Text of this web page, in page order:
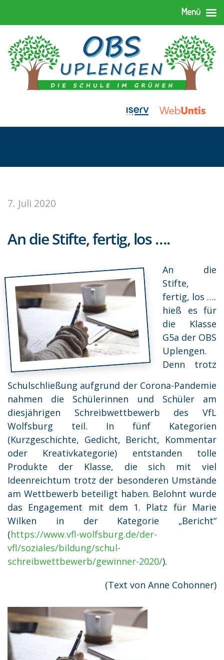
7. Juli 2020
An die Stifte, fertig, los ….
An die
Stifte,
fertig, los ….
hieß es für
die Klasse
G5a der OBS
Uplengen.
Denn trotz
Schulschließung aufgrund der Corona-Pandemie
nahmen die Schülerinnen und Schüler am
diesjährigen Schreibwettbewerb des VfL
Wolfsburg teil. In fünf Kategorien
(Kurzgeschichte, Gedicht, Bericht, Kommentar
oder Kreativkategorie) entstanden tolle
Produkte der Klasse, die sich mit viel
Ideenreichtum trotz der besonderen Umstände
am Wettbewerb beteiligt haben. Belohnt wurde
das Engagement mit dem 1. Platz für Marie
Wilken in der Kategorie „Bericht“
(https://www.vfl-wolfsburg.de/der-
vfl/soziales/bildung/schul-
schreibwettbewerb/gewinner-2020/).
(Text von Anne Cohonner)
Menü